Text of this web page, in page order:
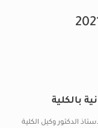
بالكلية
الدكتور وكيل الكلية